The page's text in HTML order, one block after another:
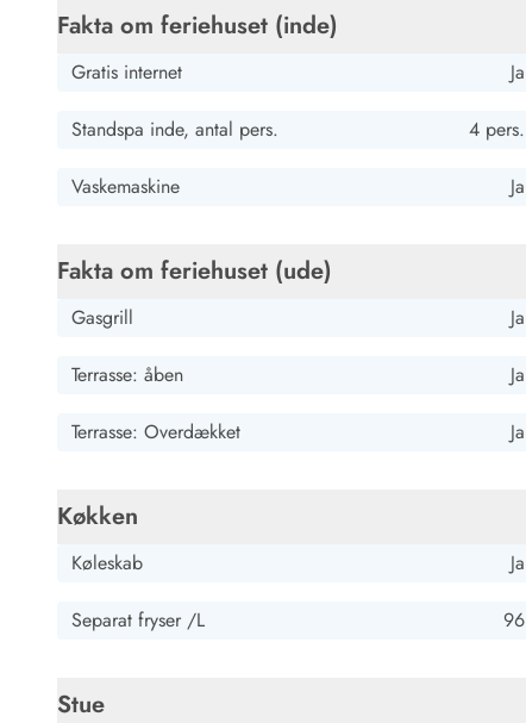
Golfferie i sommerhus
Fitness og træning
Cykelferie
Vandski for hele familien
Historiske museer
Kunsthåndværk og gallerier
Sandskulpturfestival
Vikingetiden i Danmark
Kontakt Bjerregård Kontakt Fanø
Feriehusudlejning siden 1965
Nyhedsbrev
Fakta om feriehuset (inde)
Gratis internet Ja
Standspa inde, antal pers. 4 pers.
Vaskemaskine Ja
Fakta om feriehuset (ude)
Gasgrill Ja
Terrasse: åben Ja
Terrasse: Overdækket Ja
Køkken
Køleskab Ja
Separat fryser /L 96
Stue